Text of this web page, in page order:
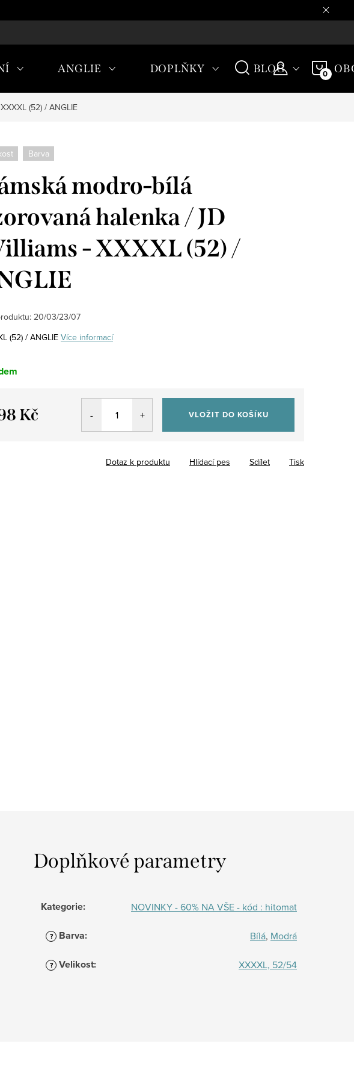
ANGLIE DOPLŇKY BLOG
(52) / ANGLIE
Barva
modro-bílá
halenka / JD
- XXXXL (52) /
20/03/23/07
(52) / ANGLIE Více informací
Kč VLOŽIT DO KOŠÍKU
Tisk
Dotaz k produktu Hlídací pes Sdílet
Doplňkové parametry
Kategorie: NOVINKY - 60% NA VŠE - kód : hitomat
? Barva: Bílá, Modrá
? Velikost: XXXXL, 52/54